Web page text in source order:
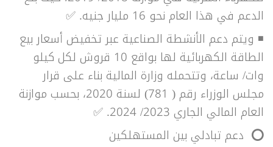
الدعم في هذا العام نحو 16 مليار جنيه. ✅
◾ ويتم دعم الأنشطة الصناعية عبر تخفيض أسعار بيع
الطاقة الكهربائية لها بواقع 10 قروش لكل كيلو
وات/ ساعة، وتتحمله وزارة المالية بناء على قرار
مجلس الوزراء رقم ( 781) لسنة 2020، بحسب موازنة
العام المالي الجاري 2023/ 2024. ✅
⭕ دعم تبادلي بين المستهلكين